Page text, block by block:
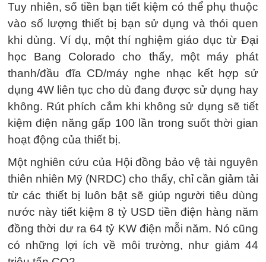
Tuy nhiên, số tiền bạn tiết kiệm có thể phụ thuộc
vào số lượng thiết bị bạn sử dụng và thói quen
khi dùng. Ví dụ, một thí nghiệm giáo dục từ Đại
học Bang Colorado cho thấy, một máy phát
thanh/đầu đĩa CD/máy nghe nhạc kết hợp sử
dụng 4W liên tục cho dù đang được sử dụng hay
không. Rút phích cắm khi không sử dụng sẽ tiết
kiệm điện năng gấp 100 lần trong suốt thời gian
hoạt động của thiết bị.
Một nghiên cứu của Hội đồng bảo vệ tài nguyên
thiên nhiên Mỹ (NRDC) cho thấy, chỉ cần giảm tải
từ các thiết bị luôn bật sẽ giúp người tiêu dùng
nước này tiết kiệm 8 tỷ USD tiền điện hàng năm
đồng thời dư ra 64 tỷ KW điện mỗi năm. Nó cũng
có những lợi ích về môi trường, như giảm 44